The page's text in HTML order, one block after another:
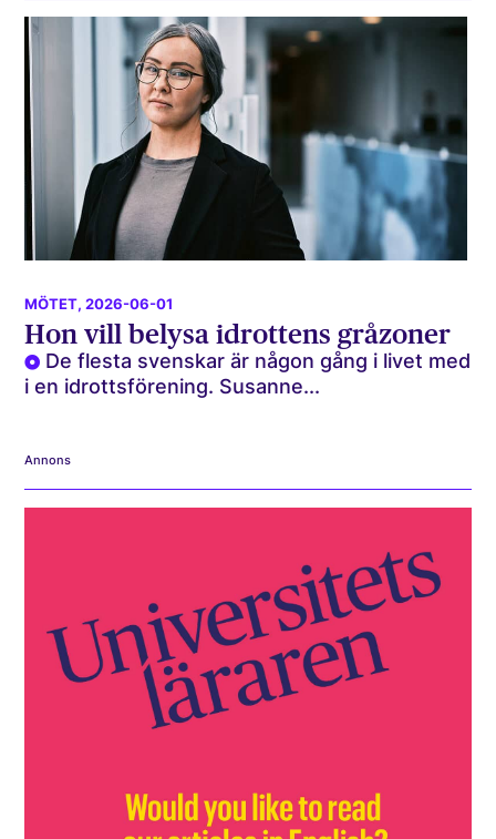
MÖTET, 2026-06-01
Hon vill belysa idrottens gråzoner
De flesta svenskar är någon gång i livet med
i en idrottsförening. Susanne...
Annons